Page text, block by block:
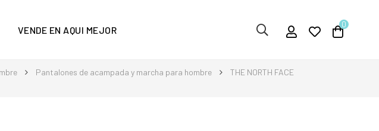
VENDE EN AQUI MEJOR 0
Pantalones de acampada y marcha para hombre
THE NORTH FACE